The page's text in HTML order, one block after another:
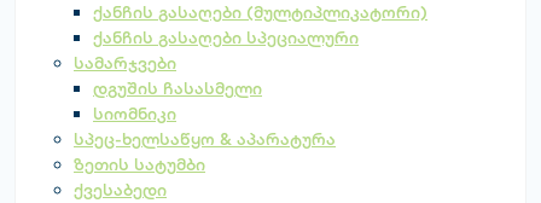
ქანჩის გასაღები (მულტიპლიკატორი)
ქანჩის გასაღები სპეციალური
სამარჯვები
დგუშის ჩასასმელი
სიომნიკი
სპეც-ხელსაწყო & აპარატურა
ზეთის სატუმბი
ქვესაბედი